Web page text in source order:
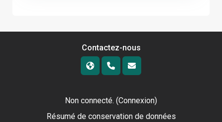
Contactez-nous
Non connecté. (Connexion)
Résumé de conservation de données